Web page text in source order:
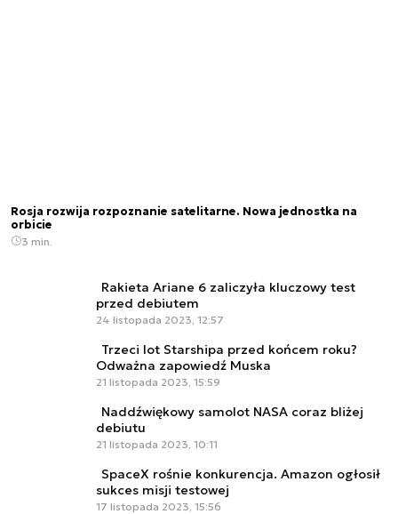
Rosja rozwija rozpoznanie satelitarne. Nowa jednostka na
orbicie
3 min.
Rakieta Ariane 6 zaliczyła kluczowy test
przed debiutem
24 listopada 2023, 12:57
Trzeci lot Starshipa przed końcem roku?
Odważna zapowiedź Muska
21 listopada 2023, 15:59
Naddźwiękowy samolot NASA coraz bliżej
debiutu
21 listopada 2023, 10:11
SpaceX rośnie konkurencja. Amazon ogłosił
sukces misji testowej
17 listopada 2023, 15:56